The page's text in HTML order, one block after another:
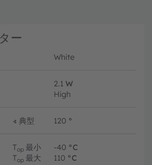
ー
White
2.1 W
High
∢ 典型 120 °
Top 最小 -40 °C
Top 最大 110 °C